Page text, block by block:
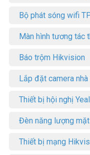
Bộ phát sóng wifi
Màn hình tương tác
Báo trộm Hikvision
Lắp đặt camera
Thiết bị hội nghị
Đèn năng lượng
Thiết bị mạng